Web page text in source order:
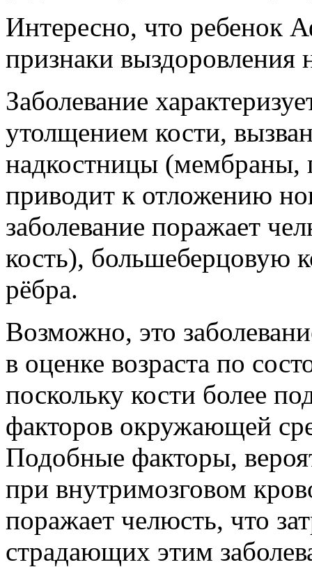
Интересно, что ребенок
признаки выздоровления
Заболевание
утолщением кости,
надкостницы (мембраны,
приводит к отложению
заболевание поражает
кость), большеберцовую
рёбра.
Возможно, это
в оценке возраста по
поскольку кости более
факторов окружающей
Подобные факторы,
при внутримозговом
поражает челюсть, что
страдающих этим